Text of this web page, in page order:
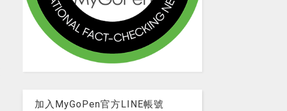
加入MyGoPen官方LINE帳號